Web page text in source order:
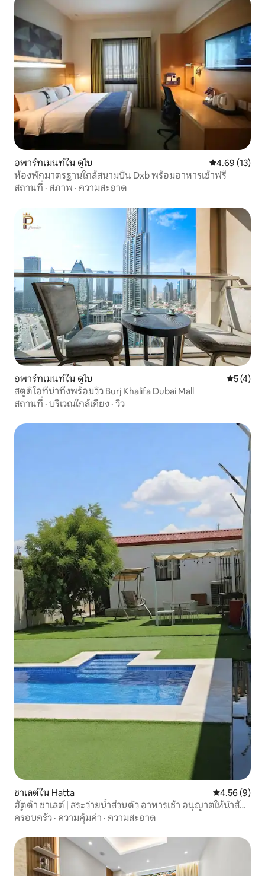
อพาร์ทเมนท์ใน ดูไบ คะแนนเฉลี่ย
4.69 (13)
ห้องพักมาตรฐานใกล้สนามบิน Dxb พร้อมอาหารเช้าฟรี
สถานที่ · สภาพ · ความสะอาด
อพาร์ทเมนท์ใน ดูไบ คะแนนเฉ
5 (4)
สตูดิโอที่น่าทึ่งพร้อมวิว Burj Khalifa Dubai Mall
สถานที่ · บริเวณใกล้เคียง · วิว
ชาเลต์ใน Hatta คะแนนเฉลี่ย
4.56 (9)
ฮัตต้า ชาเลต์ | สระว่ายน้ำส่วนตัว อาหารเช้า อนุญาตให้นำสัตว์
เลี้ยงเข้ามาได้
ครอบครัว · ความคุ้มค่า · ความสะอาด